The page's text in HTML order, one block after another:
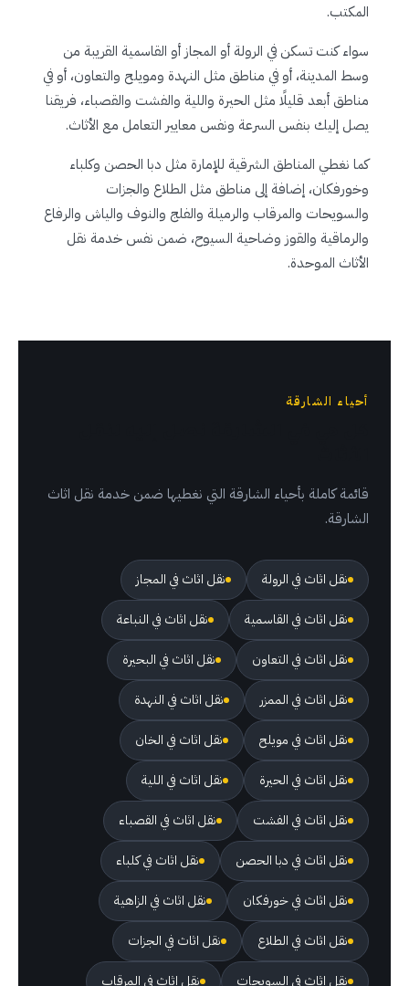
المكتب.
سواء كنت تسكن في الرولة أو المجاز أو القاسمية القريبة من
وسط المدينة، أو في مناطق مثل النهدة ومويلح والتعاون، أو في
مناطق أبعد قليلًا مثل الحيرة واللية والفشت والقصباء، فريقنا
يصل إليك بنفس السرعة ونفس معايير التعامل مع الأثاث.
كما نغطي المناطق الشرقية للإمارة مثل دبا الحصن وكلباء
وخورفكان، إضافة إلى مناطق مثل الطلاع والجزات
والسويحات والمرقاب والرميلة والفلج والنوف والياش والرفاع
والرماقية والقوز وضاحية السيوح، ضمن نفس خدمة نقل
الأثاث الموحدة.
أحياء الشارقة
قائمة كاملة بأحياء الشارقة التي نغطيها ضمن خدمة نقل اثاث
الشارقة.
نقل اثاث في الرولة نقل اثاث في المجاز
نقل اثاث في القاسمية نقل اثاث في النباعة
نقل اثاث في التعاون نقل اثاث في البحيرة
نقل اثاث في الممزر نقل اثاث في النهدة
نقل اثاث في مويلح نقل اثاث في الخان
نقل اثاث في الحيرة نقل اثاث في اللية
نقل اثاث في الفشت نقل اثاث في القصباء
نقل اثاث في دبا الحصن نقل اثاث في كلباء
نقل اثاث في خورفكان نقل اثاث في الزاهية
نقل اثاث في الطلاع نقل اثاث في الجزات
نقل اثاث في السويحات نقل اثاث في المرقاب